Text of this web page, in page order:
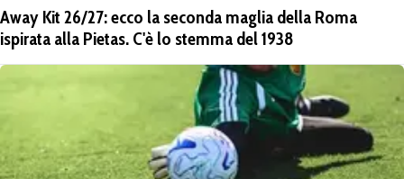
Away Kit 26/27: ecco la seconda maglia della Roma
ispirata alla Pietas. C'è lo stemma del 1938